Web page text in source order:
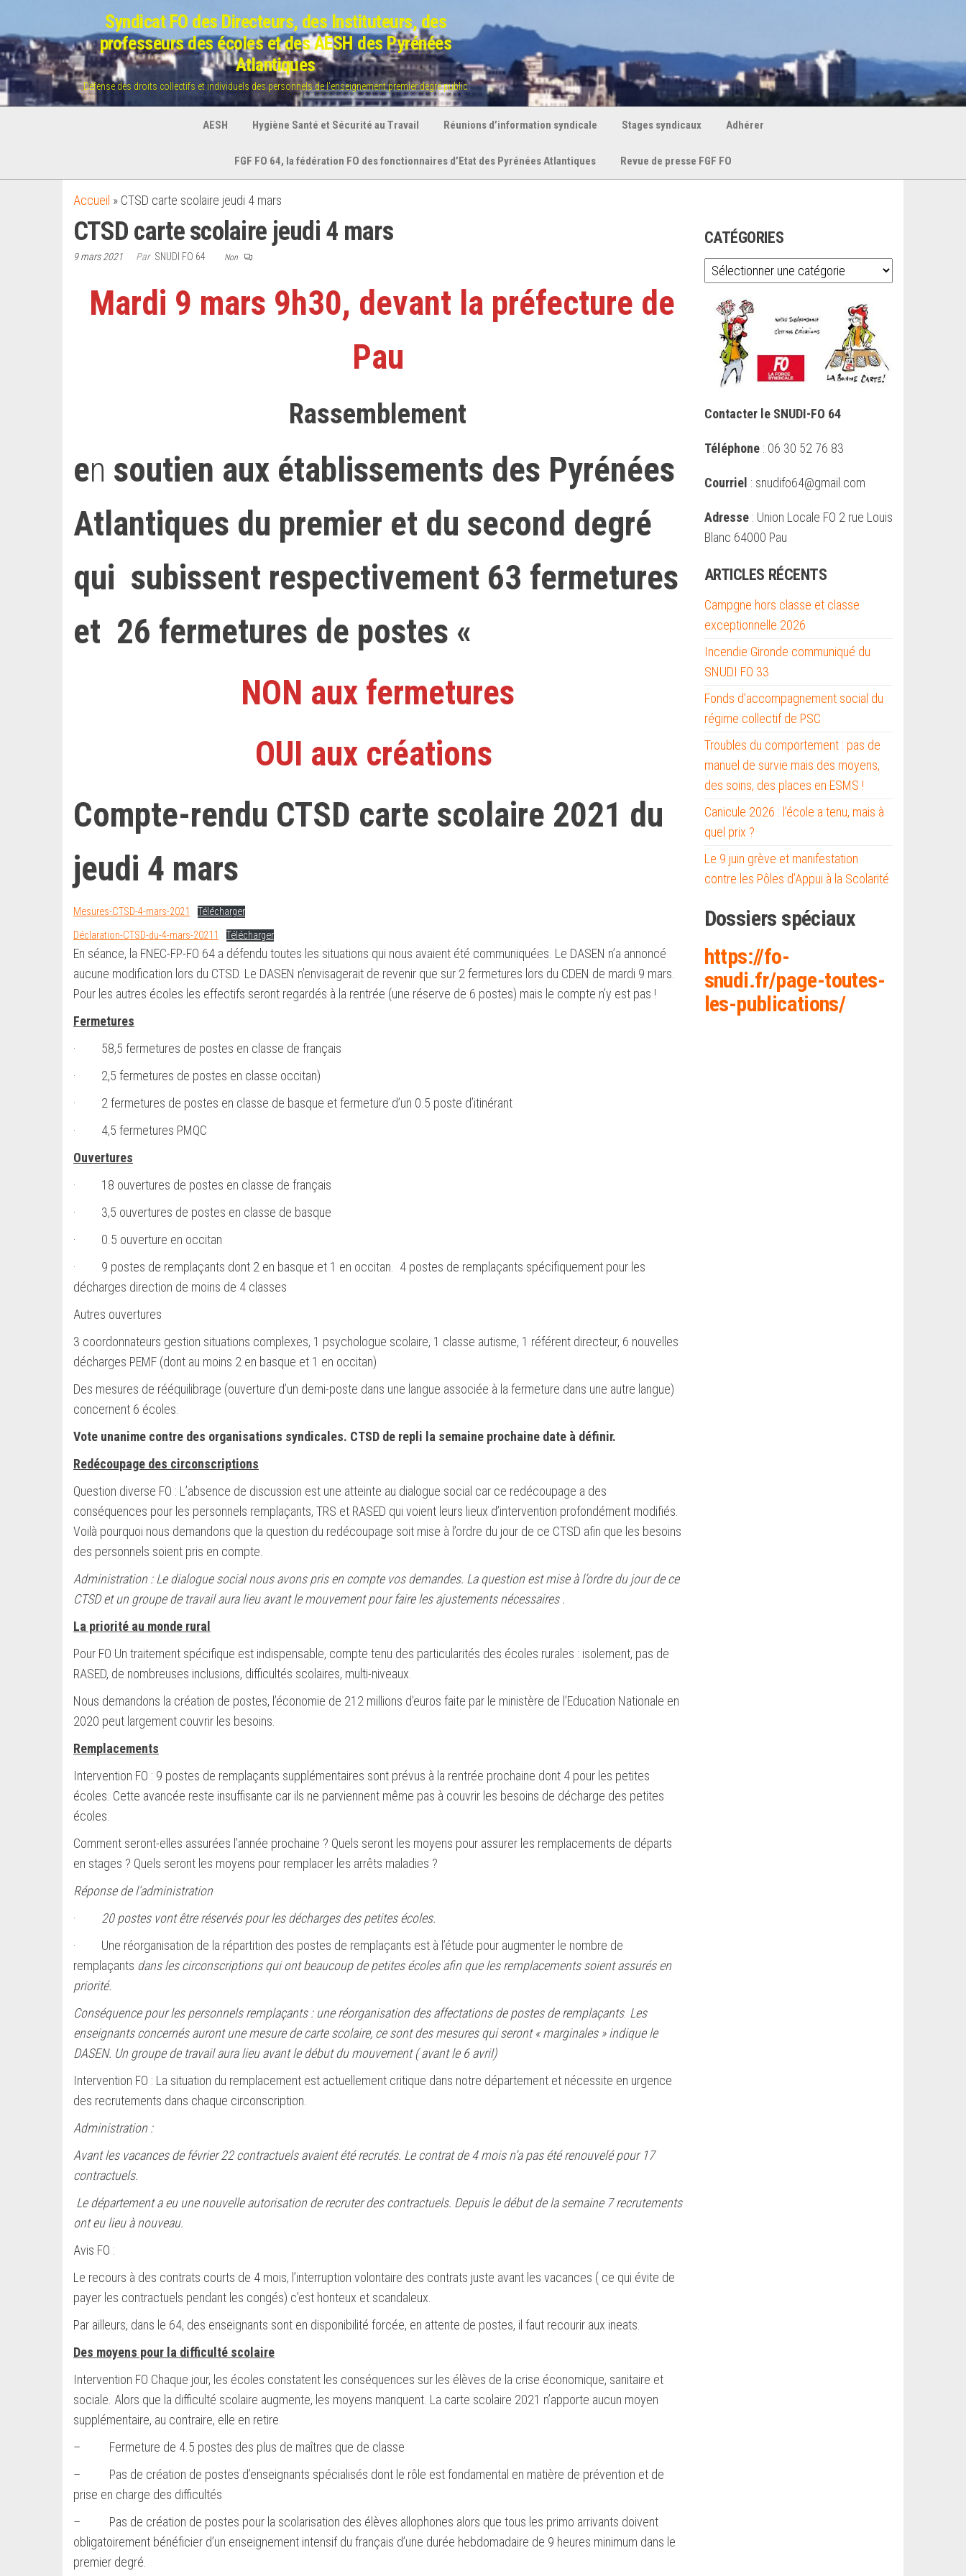
contenu
Syndicat FO des Directeurs, des Instituteurs, des
professeurs des écoles et des AESH des Pyrénées
Atlantiques
Défense des droits collectifs et individuels des personnels de l'enseignement premier degré public
AESH Hygiène Santé et Sécurité au Travail Réunions d’information syndicale Stages syndicaux Adhérer
FGF FO 64, la fédération FO des fonctionnaires d’Etat des Pyrénées Atlantiques Revue de presse FGF FO
Accueil » CTSD carte scolaire jeudi 4 mars
CTSD carte scolaire jeudi 4 mars
9 mars 2021 Par SNUDI FO 64 Non
Mardi 9 mars 9h30, devant la préfecture de
Pau
Rassemblement
en soutien aux établissements des Pyrénées
Atlantiques du premier et du second degré
qui subissent respectivement 63 fermetures
et 26 fermetures de postes «
NON aux fermetures
OUI aux créations
Compte-rendu CTSD carte scolaire 2021 du
jeudi 4 mars​
Mesures-CTSD-4-mars-2021
Télécharger
Déclaration-CTSD-du-4-mars-20211
Télécharger
En séance, la FNEC-FP-FO 64 a défendu toutes les situations qui nous avaient été communiquées. Le DASEN n’a annoncé
aucune modification lors du CTSD. Le DASEN n’envisagerait de revenir que sur 2 fermetures lors du CDEN de mardi 9 mars.
Pour les autres écoles les effectifs seront regardés à la rentrée (une réserve de 6 postes) mais le compte n’y est pas !
Fermetures
· 58,5 fermetures de postes en classe de français
· 2,5 fermetures de postes en classe occitan)
· 2 fermetures de postes en classe de basque et fermeture d’un 0.5 poste d’itinérant
· 4,5 fermetures PMQC
Ouvertures
· 18 ouvertures de postes en classe de français
· 3,5 ouvertures de postes en classe de basque
· 0.5 ouverture en occitan
· 9 postes de remplaçants dont 2 en basque et 1 en occitan. 4 postes de remplaçants spécifiquement pour les
décharges direction de moins de 4 classes
Autres ouvertures
3 coordonnateurs gestion situations complexes, 1 psychologue scolaire, 1 classe autisme, 1 référent directeur, 6 nouvelles
décharges PEMF (dont au moins 2 en basque et 1 en occitan)
Des mesures de rééquilibrage (ouverture d’un demi-poste dans une langue associée à la fermeture dans une autre langue)
concernent 6 écoles.
Vote unanime contre des organisations syndicales. CTSD de repli la semaine prochaine date à définir.
Redécoupage des circonscriptions
Question diverse FO : L’absence de discussion est une atteinte au dialogue social car ce redécoupage a des
conséquences pour les personnels remplaçants, TRS et RASED qui voient leurs lieux d’intervention profondément modifiés.
Voilà pourquoi nous demandons que la question du redécoupage soit mise à l’ordre du jour de ce CTSD afin que les besoins
des personnels soient pris en compte.
Administration : Le dialogue social nous avons pris en compte vos demandes. La question est mise à l’ordre du jour de ce
CTSD et un groupe de travail aura lieu avant le mouvement pour faire les ajustements nécessaires .
La priorité au monde rural
Pour FO Un traitement spécifique est indispensable, compte tenu des particularités des écoles rurales : isolement, pas de
RASED, de nombreuses inclusions, difficultés scolaires, multi-niveaux.
Nous demandons la création de postes, l’économie de 212 millions d’euros faite par le ministère de l’Education Nationale en
2020 peut largement couvrir les besoins.
Remplacements
Intervention FO : 9 postes de remplaçants supplémentaires sont prévus à la rentrée prochaine dont 4 pour les petites
écoles. Cette avancée reste insuffisante car ils ne parviennent même pas à couvrir les besoins de décharge des petites
écoles.
Comment seront-elles assurées l’année prochaine ? Quels seront les moyens pour assurer les remplacements de départs
en stages ? Quels seront les moyens pour remplacer les arrêts maladies ?
Réponse de l’administration
· 20 postes vont être réservés pour les décharges des petites écoles.
· Une réorganisation de la répartition des postes de remplaçants est à l’étude pour augmenter le nombre de
remplaçants dans les circonscriptions qui ont beaucoup de petites écoles afin que les remplacements soient assurés en
priorité.
Conséquence pour les personnels remplaçants : une réorganisation des affectations de postes de remplaçants. Les
enseignants concernés auront une mesure de carte scolaire, ce sont des mesures qui seront « marginales » indique le
DASEN. Un groupe de travail aura lieu avant le début du mouvement ( avant le 6 avril)
Intervention FO : La situation du remplacement est actuellement critique dans notre département et nécessite en urgence
des recrutements dans chaque circonscription.
Administration :
Avant les vacances de février 22 contractuels avaient été recrutés. Le contrat de 4 mois n’a pas été renouvelé pour 17
contractuels.
Le département a eu une nouvelle autorisation de recruter des contractuels. Depuis le début de la semaine 7 recrutements
ont eu lieu à nouveau.
Avis FO :
Le recours à des contrats courts de 4 mois, l’interruption volontaire des contrats juste avant les vacances ( ce qui évite de
payer les contractuels pendant les congés) c’est honteux et scandaleux.
Par ailleurs, dans le 64, des enseignants sont en disponibilité forcée, en attente de postes, il faut recourir aux ineats.
Des moyens pour la difficulté scolaire
Intervention FO Chaque jour, les écoles constatent les conséquences sur les élèves de la crise économique, sanitaire et
sociale. Alors que la difficulté scolaire augmente, les moyens manquent. La carte scolaire 2021 n’apporte aucun moyen
supplémentaire, au contraire, elle en retire.
– Fermeture de 4.5 postes des plus de maîtres que de classe
– Pas de création de postes d’enseignants spécialisés dont le rôle est fondamental en matière de prévention et de
prise en charge des difficultés
– Pas de création de postes pour la scolarisation des élèves allophones alors que tous les primo arrivants doivent
obligatoirement bénéficier d’un enseignement intensif du français d’une durée hebdomadaire de 9 heures minimum dans le
premier degré.
CATÉGORIES
Catégories
Contacter le SNUDI-FO 64
Téléphone: 06 30 52 76 83
Courriel : snudifo64@gmail.com
Adresse : Union Locale FO 2 rue Louis
Blanc 64000 Pau
ARTICLES RÉCENTS
Campgne hors classe et classe
exceptionnelle 2026
Incendie Gironde communiqué du
SNUDI FO 33
Fonds d’accompagnement social du
régime collectif de PSC
Troubles du comportement : pas de
manuel de survie mais des moyens,
des soins, des places en ESMS !
Canicule 2026 : l’école a tenu, mais à
quel prix ?
Le 9 juin grève et manifestation
contre les Pôles d’Appui à la Scolarité
Dossiers spéciaux
https://fo-
snudi.fr/page-toutes-
les-publications/